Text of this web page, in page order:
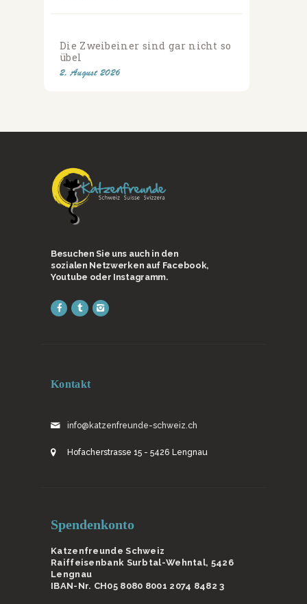
Die Zweibeiner sind gar nicht so
übel
2. August 2026
Besuchen Sie uns auch in den
sozialen Netzwerken auf Facebook,
Youtube oder Instagramm.
Kontakt
info@katzenfreunde-schweiz.ch
Hofacherstrasse 15 - 5426 Lengnau
Spendenkonto
Katzenfreunde Schweiz
Raiffeisenbank Surbtal-Wehntal, 5426
Lengnau
IBAN-Nr. CH05 8080 8001 2074 8482 3